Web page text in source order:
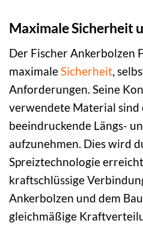
Maximale Sicherheit
Der Fischer Ankerbolzen
maximale Sicherheit ,
Anforderungen. Seine
verwendete Material sind
beeindruckende Längs-
aufzunehmen. Dies wird
Spreiztechnologie
kraftschlüssige
Ankerbolzen und dem
gleichmäßige